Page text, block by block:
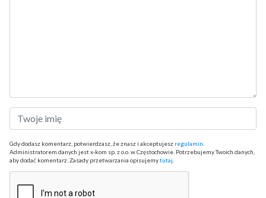
Gdy dodasz komentarz, potwierdzasz, że znasz i akceptujesz regulamin
Administratorem danych jest x-kom sp. z o.o. w Częstochowie. Potrzebujemy Twoich danych,
aby dodać komentarz. Zasady przetwarzania opisujemytutaj